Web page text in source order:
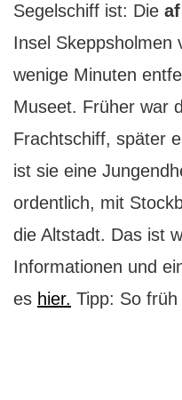
Segelschiff ist: Die
Insel Skeppsholmen
wenige Minuten
Museet. Früher war
Frachtschiff, später
ist sie eine
ordentlich, mit
die Altstadt. Das ist
Informationen und
es hier. Tipp: So